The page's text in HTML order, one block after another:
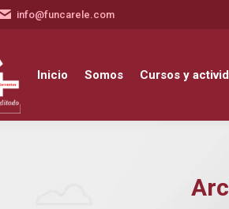
info@funcarele.com
Inicio Somos Cursos y
Inicio Somos Cursos y actividades